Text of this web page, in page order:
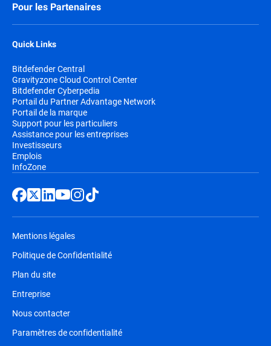
Pour les Partenaires
Quick Links
Bitdefender Central
Gravityzone Cloud Control Center
Bitdefender Cyberpedia
Portail du Partner Advantage Network
Portail de la marque
Support pour les particuliers
Assistance pour les entreprises
Investisseurs
Emplois
InfoZone
Mentions légales
Politique de Confidentialité
Plan du site
Entreprise
Nous contacter
Paramètres de confidentialité